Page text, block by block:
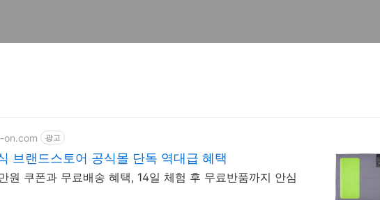
on.com 광고
브랜드스토어 공식몰 단독 역대급 혜택
원 쿠폰과 무료배송 혜택, 14일 체험 후 무료반품까지 안심